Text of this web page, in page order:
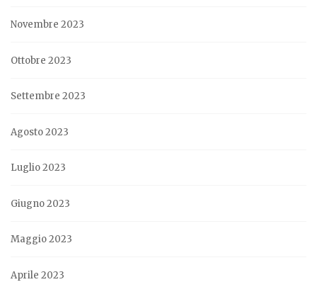
Novembre 2023
Ottobre 2023
Settembre 2023
Agosto 2023
Luglio 2023
Giugno 2023
Maggio 2023
Aprile 2023